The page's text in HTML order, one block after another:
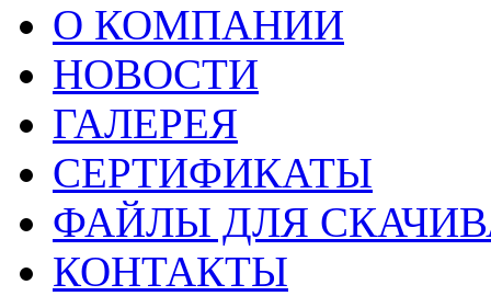
О КОМПАНИИ
НОВОСТИ
ГАЛЕРЕЯ
СЕРТИФИКАТЫ
ФАЙЛЫ ДЛЯ
КОНТАКТЫ